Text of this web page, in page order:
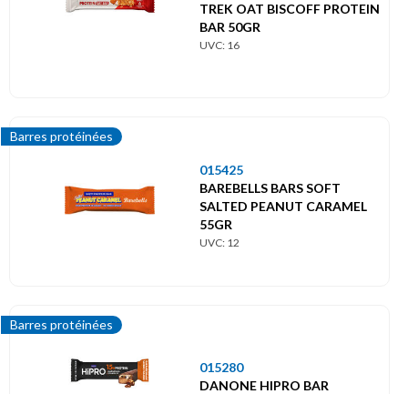
TREK OAT BISCOFF PROTEIN
BAR 50GR
UVC: 16
Barres protéinées
015425
BAREBELLS BARS SOFT
SALTED PEANUT CARAMEL
55GR
UVC: 12
Barres protéinées
015280
DANONE HIPRO BAR